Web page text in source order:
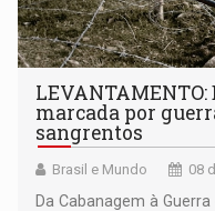
marcada por
sangrentos
Brasil e Mundo 08
Da Cabanagem à